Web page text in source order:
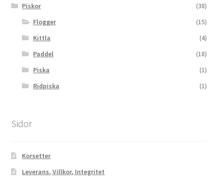
Piskor
(38)
Flogger
(15)
Kittla
(4)
Paddel
(18)
Piska
(1)
Ridpiska
(1)
Sidor
Korsetter
Leverans, Villkor, Integritet